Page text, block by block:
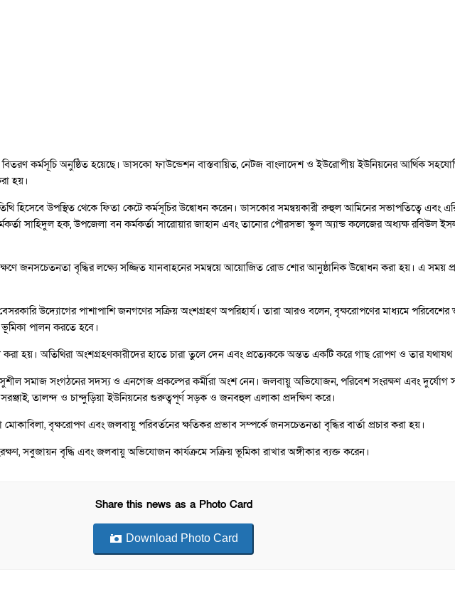
কর্মসূচি অনুষ্ঠিত হয়েছে। ডাসকো ফাউন্ডেশন বাস্তবায়িত, নেটজ বাংলাদেশ ও ইউরোপীয় ইউনিয়নের আর্থিক
হয়।
হিসেবে উপস্থিত থেকে ফিতা কেটে কর্মসূচির উদ্বোধন করেন। ডাসকোর সমন্বয়কারী রুহুল আমিনের সভাপতিত্বে এবং
সাহিদুল হক, উপজেলা বন কর্মকর্তা সারোয়ার জাহান এবং তানোর পৌরসভা স্কুল অ্যান্ড কলেজের অধ্যক্ষ রবিউল
জনসচেতনতা বৃদ্ধির লক্ষ্যে সজ্জিত যানবাহনের সমন্বয়ে আয়োজিত রোড শোর আনুষ্ঠানিক উদ্বোধন করা হয়। এ সময়
উদ্যোগের পাশাপাশি জনগণের সক্রিয় অংশগ্রহণ অপরিহার্য। তারা আরও বলেন, বৃক্ষরোপণের মাধ্যমে পরিবেশের
পালন করতে হবে।
হয়। অতিথিরা অংশগ্রহণকারীদের হাতে চারা তুলে দেন এবং প্রত্যেককে অন্তত একটি করে গাছ রোপণ ও তার যথাযথ
সমাজ সংগঠনের সদস্য ও এনগেজ প্রকল্পের কর্মীরা অংশ নেন। জলবায়ু অভিযোজন, পরিবেশ সংরক্ষণ এবং দুর্যোগ
তালন্দ ও চান্দুড়িয়া ইউনিয়নের গুরুত্বপূর্ণ সড়ক ও জনবহুল এলাকা প্রদক্ষিণ করে।
বৃক্ষরোপণ এবং জলবায়ু পরিবর্তনের ক্ষতিকর প্রভাব সম্পর্কে জনসচেতনতা বৃদ্ধির বার্তা প্রচার করা হয়।
সবুজায়ন বৃদ্ধি এবং জলবায়ু অভিযোজন কার্যক্রমে সক্রিয় ভূমিকা রাখার অঙ্গীকার ব্যক্ত করেন।
Share this news as a Photo Card
Download Photo Card